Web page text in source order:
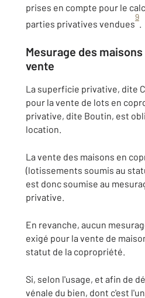
prises en compte pour le
parties privatives vendues
9
.
Mesurage des
vente
La superficie privative, dite
pour la vente de lots en
privative, dite Boutin, est
location.
La vente des maisons en
(lotissements soumis au
est donc soumise au
privative.
En revanche, aucun
exigé pour la vente de
statut de la copropriété.
Si, selon l'usage, et afin de
vénale du bien, dont c'est